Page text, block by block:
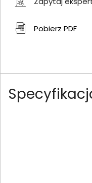
Pobierz PDF